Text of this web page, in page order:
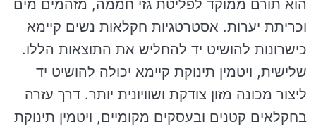
הוא תורם ממוקד לפליטת גזי חממה, מזהמים מים
וכריתת יערות. אסטרטגיות חקלאות נשים קיימא
כישרונות להושיט יד להחליש את התוצאות הללו.
שלישית, ויטמין תינוקת קיימא יכולה להושיט יד
ליצור מכונה מזון צודקת ושוויונית יותר. דרך עזרה
בחקלאים קטנים ובעסקים מקומיים, ויטמין תינוקת